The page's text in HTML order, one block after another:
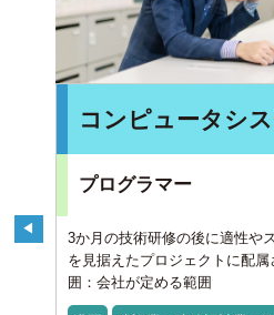
コンピュータシ
プログラマー
3か月の技術研修の後に適性や
を見据えたプロジェクトに配
囲：会社が定める範囲